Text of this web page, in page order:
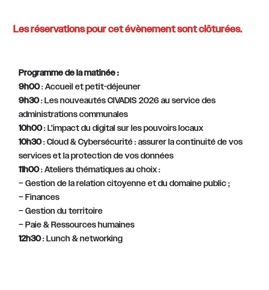
Les réservations pour cet évènement sont clôturées.
Programme de la matinée :
9h00: Accueil et petit-déjeuner
9h30: Les nouveautés CIVADIS 2026 au service des
administrations communales
10h00: L’impact du digital sur les pouvoirs locaux
10h30: Cloud & Cybersécurité : assurer la continuité de vos
services et la protection de vos données
11h00: Ateliers thématiques au choix :
– Gestion de la relation citoyenne et du domaine public ;
– Finances
– Gestion du territoire
– Paie & Ressources humaines
12h30: Lunch & networking